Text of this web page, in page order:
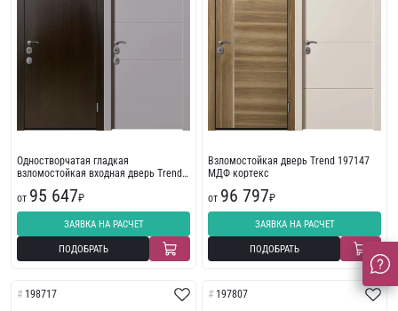
Одностворчатая гладкая
взломостойкая входная дверь Trend
от 95 647₽
ЗАЯВКА НА РАСЧЕТ
ПОДОБРАТЬ
Взломостойкая дверь Trend 197147
МДФ кортекс
от 96 797₽
ЗАЯВКА НА РАСЧЕТ
ПОДОБРАТЬ
198717 197807